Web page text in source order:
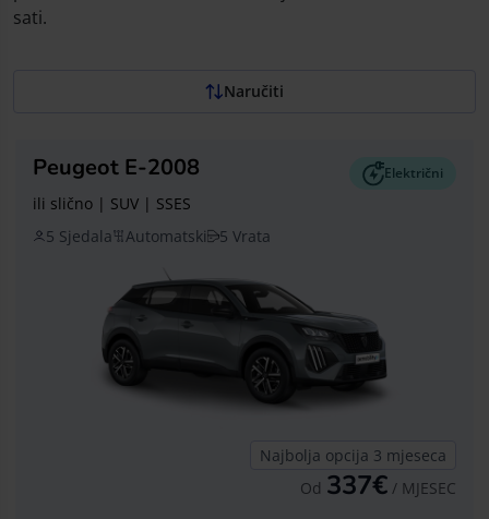
sati.
Naručiti
Peugeot E-2008 Električni
ili slično | SUV | SSES
5 Sjedala
Automatski 5 Vrata
Najbolja opcija 3 mjeseca
Od 337€ / MJESEC